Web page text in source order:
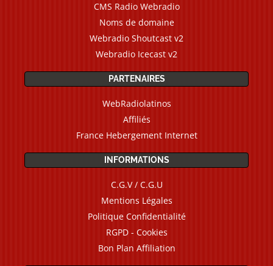
CMS Radio Webradio
Noms de domaine
Webradio Shoutcast v2
Webradio Icecast v2
PARTENAIRES
WebRadiolatinos
Affiliés
France Hebergement Internet
INFORMATIONS
C.G.V / C.G.U
Mentions Légales
Politique Confidentialité
RGPD - Cookies
Bon Plan Affiliation